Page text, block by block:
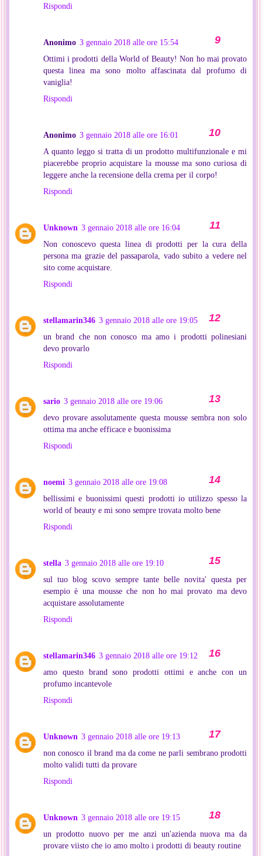
Rispondi
Anonimo 3 gennaio 2018 alle ore 15:54
Ottimi i prodotti della World of Beauty! Non ho mai provato
questa linea ma sono molto affascinata dal profumo di
vaniglia!
Rispondi
Anonimo 3 gennaio 2018 alle ore 16:01
A quanto leggo si tratta di un prodotto multifunzionale e mi
piacerebbe proprio acquistare la mousse ma sono curiosa di
leggere anche la recensione della crema per il corpo!
Rispondi
Unknown 3 gennaio 2018 alle ore 16:04
Non conoscevo questa linea di prodotti per la cura della
persona ma grazie del passaparola, vado subito a vedere nel
sito come acquistare.
Rispondi
stellamarin346 3 gennaio 2018 alle ore 19:05
un brand che non conosco ma amo i prodotti polinesiani
devo provarlo
Rispondi
sario 3 gennaio 2018 alle ore 19:06
devo provare assolutamente questa mousse sembra non solo
ottima ma anche efficace e buonissima
Rispondi
noemi 3 gennaio 2018 alle ore 19:08
bellissimi e buonissimi questi prodotti io utilizzo spesso la
world of beauty e mi sono sempre trovata molto bene
Rispondi
stella 3 gennaio 2018 alle ore 19:10
sul tuo blog scovo sempre tante belle novita' questa per
esempio è una mousse che non ho mai provato ma devo
acquistare assolutamente
Rispondi
stellamarin346 3 gennaio 2018 alle ore 19:12
amo questo brand sono prodotti ottimi e anche con un
profumo incantevole
Rispondi
Unknown 3 gennaio 2018 alle ore 19:13
non conosco il brand ma da come ne parli sembrano prodotti
molto validi tutti da provare
Rispondi
Unknown 3 gennaio 2018 alle ore 19:15
un prodotto nuovo per me anzi un'azienda nuova ma da
provare viisto che io amo molto i prodotti di beauty routine